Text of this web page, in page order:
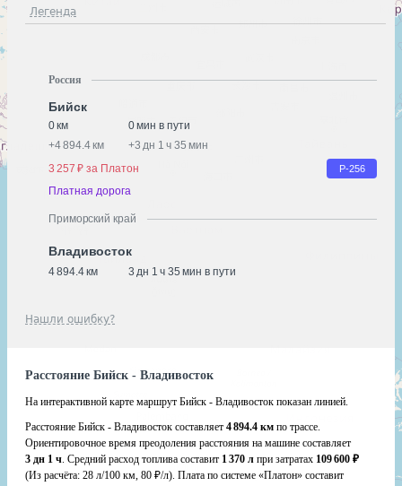
Легенда
Россия
Бийск
0 км
0 мин в пути
+4 894.4 км +3 дн 1 ч 35 мин
3 257 ₽ за Платон
Р-256
Платная дорога
Приморский край
Владивосток
4 894.4 км 3 дн 1 ч 35 мин в пути
Нашли ошибку?
Расстояние Бийск - Владивосток
На интерактивной карте маршрут Бийск - Владивосток показан линией.
Расстояние Бийск - Владивосток составляет 4 894.4 км по трассе.
Ориентировочное время преодоления расстояния на машине составляет
3 дн 1 ч. Средний расход топлива составит 1 370 л при затратах 109 600 ₽
(Из расчёта: 28 л/100 км, 80 ₽/л). Плата по системе «Платон» составит